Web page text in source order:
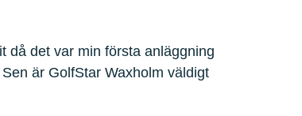
då det var min första anläggning
är GolfStar Waxholm väldigt